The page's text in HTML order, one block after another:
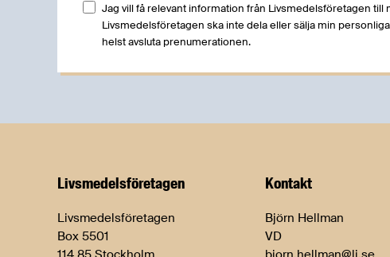
Jag vill få relevant information från Livsmedelsföretagen till
Livsmedelsföretagen ska inte dela eller sälja min
helst avsluta prenumerationen.
Livsmedels­företagen
Livsmedelsföretagen
Box 5501
Kontakt
Björn Hellman
VD